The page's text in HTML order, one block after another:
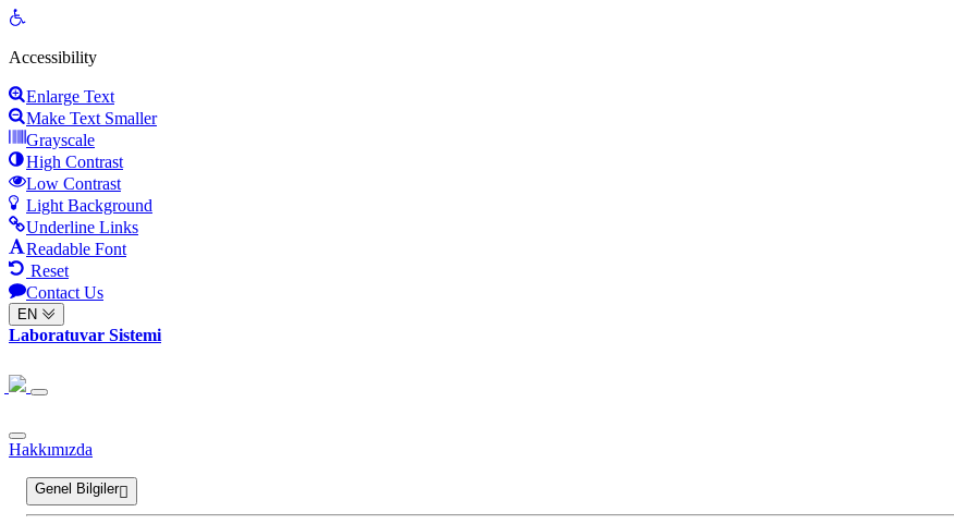
Open
Accessibility
Enlarge Text
Make Text Smaller
Grayscale
High Contrast
Low Contrast
Light Background
Underline Links
Readable Font
Reset
Contact Us
EN
Laboratuvar Sistemi
Hakkımızda
Genel Bilgiler